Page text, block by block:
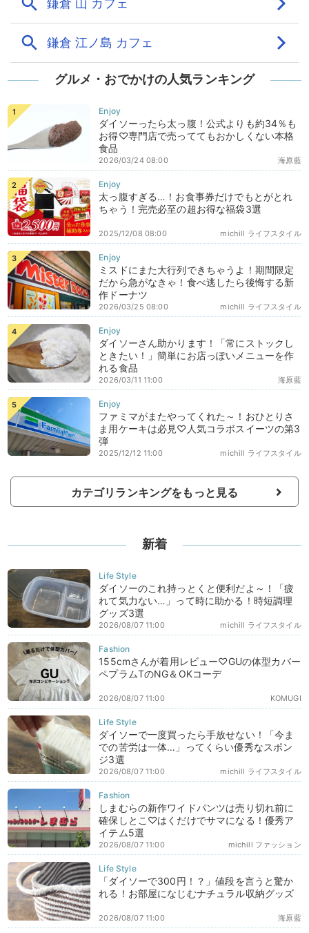
グルメ・おでかけの人気ランキング
ダイソーったら太っ腹！公式よりも約34％も
お得♡専門店で売っててもおかしくない本格
食品
海原藍
2026/03/24 08:00
太っ腹すぎる…！お食事券だけでもとがとれ
ちゃう！完売必至の超お得な福袋3選
michill ライフスタイル
2025/12/08 08:00
ミスドにまた大行列できちゃうよ！期間限定
だから急がなきゃ！食べ逃したら後悔する新
作ドーナツ
michill ライフスタイル
2026/03/25 08:00
ダイソーさん助かります！「常にストックし
ときたい！」簡単にお店っぽいメニューを作
れる食品
海原藍
2026/03/11 11:00
ファミマがまたやってくれた～！おひとりさ
ま用ケーキは必見♡人気コラボスイーツの第3
弾
michill ライフスタイル
2025/12/12 11:00
カテゴリランキングをもっと見る
新着
ダイソーのこれ持っとくと便利だよ～！「疲
れて気力ない…」って時に助かる！時短調理
グッズ3選
michill ライフスタイル
2026/08/07 11:00
155cmさんが着用レビュー♡GUの体型カバー
ペプラムTのNG＆OKコーデ
KOMUGI
2026/08/07 11:00
ダイソーで一度買ったら手放せない！「今ま
での苦労は一体…」ってくらい優秀なスポン
ジ3選
michill ライフスタイル
2026/08/07 11:00
しまむらの新作ワイドパンツは売り切れ前に
確保しとこ♡はくだけでサマになる！優秀ア
イテム5選
michill ファッション
2026/08/07 11:00
「ダイソーで300円！？」値段を言うと驚か
れる！お部屋になじむナチュラル収納グッズ
海原藍
2026/08/07 11:00